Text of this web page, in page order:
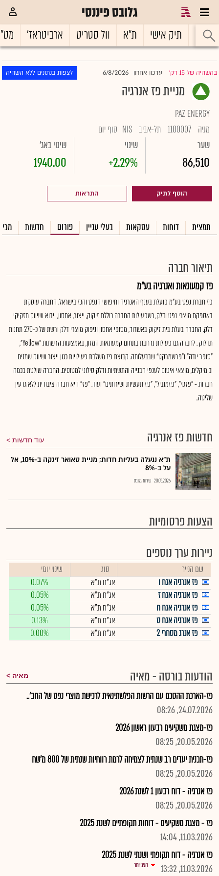
גלובס פיננסי
ראשי תיק אישי ת"א וול סטריט ארביטראז'
בהשהיה של 15 דק' |עדכון אחרון 6/8/2026 לצפות בנתונים ללא השהיה
מניית פז אנרגיה
PAZ ENERGY
מניה 1100007 תל-אביב NIS סוף יום
שער
86,510
שינוי
+2.29%
שינוי באג'
1940.00
הוסף לתיק התראות
תמצית דוחות עסקאות בעלי עניין פורום חדשות
תיאור חברה
פז קמעונאות ואנרגיה בע"מ
פז חברת נפט בע"מ פועלת בענף האנרגיה וחיפושי הנפט והגז בישראל. החברה עוסקת
באספקת מוצרי נפט ודלק, כשפעילות החברה כוללת זיקוק, ייצור, אחסון, ייבוא ושיווק תזקיקי
דלק. החברה בעלת בית זיקוק באשדוד, מסופי אחסון וניפוק מוצרי דלק ורשת של כ-270 תחנות
תדלוק . לחברה גם פעילות נרחבת בתחום קמעונאות המזון, באמצעות הרשתות "Yellow",
"סופר יודה" ו"פרשמרקט" שבבעלותה. קבוצת פז משלבת פעילויות כגון ייצור ושיווק שמנים
וכימיקלים, מוצאי איטום לענפי הבנייה והתשתיות ודלק סילוני למטוסים. החברה שולטת בכמה
חברות - "פזגז", "פזמוביל", "פז תעשיות ושירותים" ועוד. "פז" היא חברה ציבורית ללא גרעין
שליטה..
חדשות פז אנרגיה עוד חדשות
ת"א ננעלה בעליות חדות; מניית טאואר זינקה ב-10%, אל
על ב-8%
20.05.2026 שירות גלובס
הצעות פרסומיות
ניירות ערך נוספים
שם הנייר סוג
שינוי יומי
פז אנרגיה אגח ו
אג"ח ת"א
0.07%
פז אנרגיה אגח ז
אג"ח ת"א
0.05%
פז אנרגיה אגח ח
אג"ח ת"א
0.05%
פז אנרגיה אגח ט
אג"ח ת"א
0.13%
פז אנרג מסחרי 2
אג"ח ת"א 0.00%
הודעות בורסה - מאיה מאיה
פז-הארכת ההסכם עם הרשות הפלשתינאית לרכישת מוצרי נפט של החב'..
24.07.2026, 08:26
פז-מצגת משקיעים רבעון ראשון 2026
20.05.2026, 08:25
פז-תכנית יעדים רב שנתית לצמיחה לרמת רווחיות שנתית של 800 מ'שח
20.05.2026, 08:25
פז אנרגיה - דוח רבעון 1 לשנת 2026
20.05.2026, 08:25
פז - מצגת משקיעים - דוחות תקופתיים לשנת 2025
11.03.2026, 14:04
פז אנרגיה - דוח תקופתי ושנתי לשנת 2025
11.03.2026, 13:32
הצג יותר